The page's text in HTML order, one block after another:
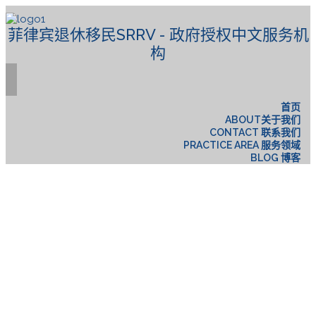
菲律宾退休移民SRRV - 政府授权中文服务机
构
首页
ABOUT关于我们
CONTACT 联系我们
PRACTICE AREA 服务领域
BLOG 博客